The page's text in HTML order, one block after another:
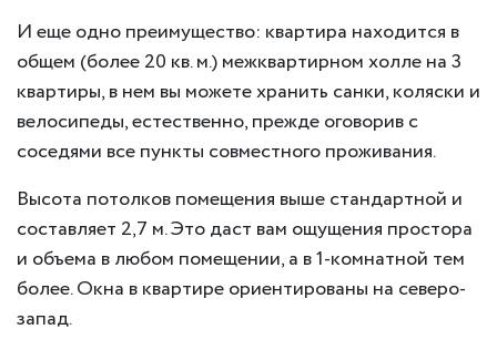
И еще одно преимущество: квартира находится в
общем (более 20 кв. м.) межквартирном холле на 3
квартиры, в нем вы можете хранить санки, коляски и
велосипеды, естественно, прежде оговорив с
соседями все пункты совместного проживания.
Высота потолков помещения выше стандартной и
составляет 2,7 м. Это даст вам ощущения простора
и объема в любом помещении, а в 1-комнатной тем
более. Окна в квартире ориентированы на северо-
запад.